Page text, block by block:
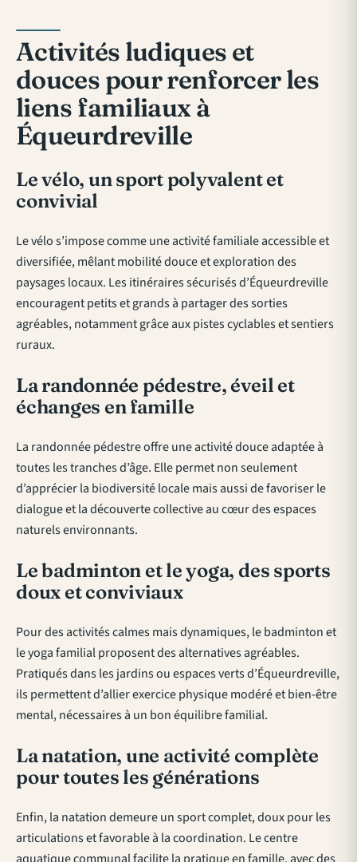
Activités ludiques et
douces pour renforcer les
liens familiaux à
Équeurdreville
Le vélo, un sport polyvalent et
convivial
Le vélo s’impose comme une activité familiale accessible et
diversifiée, mêlant mobilité douce et exploration des
paysages locaux. Les itinéraires sécurisés d’Équeurdreville
encouragent petits et grands à partager des sorties
agréables, notamment grâce aux pistes cyclables et sentiers
ruraux.
La randonnée pédestre, éveil et
échanges en famille
La randonnée pédestre offre une activité douce adaptée à
toutes les tranches d’âge. Elle permet non seulement
d’apprécier la biodiversité locale mais aussi de favoriser le
dialogue et la découverte collective au cœur des espaces
naturels environnants.
Le badminton et le yoga, des sports
doux et conviviaux
Pour des activités calmes mais dynamiques, le badminton et
le yoga familial proposent des alternatives agréables.
Pratiqués dans les jardins ou espaces verts d’Équeurdreville,
ils permettent d’allier exercice physique modéré et bien-être
mental, nécessaires à un bon équilibre familial.
La natation, une activité complète
pour toutes les générations
Enfin, la natation demeure un sport complet, doux pour les
articulations et favorable à la coordination. Le centre